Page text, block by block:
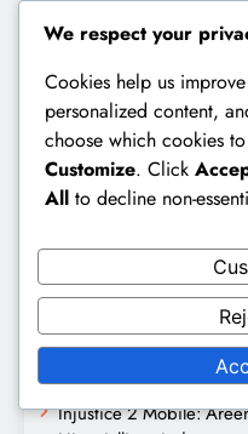
Kategoriat
Arena-virstanpylväät
Invasiotavoitteet
Päivittäiset palkinnot
Uusimmat julkaisut
Injustice 2 Mobile:
Hahmojen avaaminen,
Injustice 2 Mobile:
We respect your
Cookies help us
personalized content,
choose which cookies
Customize. Click
All to decline non-